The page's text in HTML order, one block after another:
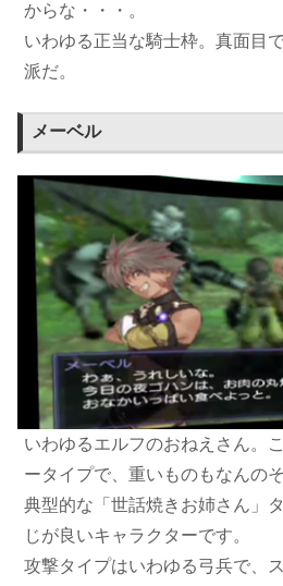
からな・・・。
いわゆる正当な騎士枠。真面目
派だ。
メーベル
いわゆるエルフのおねえさん。
ータイプで、重いものもなんのそ
典型的な「世話焼きお姉さん」
じが良いキャラクターです。
攻撃タイプはいわゆる弓兵で、